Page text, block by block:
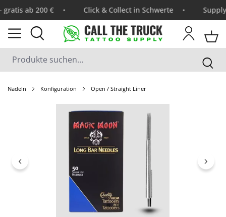
ab 200 € Click & Collect in Schwerte Supply
Nadeln Konfiguration Open / Straight Liner
Bildergalerie überspringen